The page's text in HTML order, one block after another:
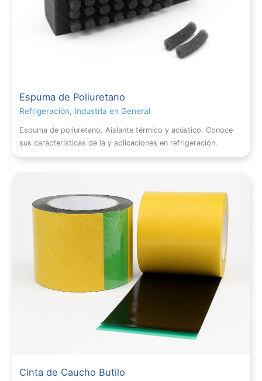
Espuma de Poliuretano
Refrigeración, Industria en General
Espuma de poliuretano. Aislante térmico y acústico. Conoce
sus características de la y aplicaciones en refrigeración.
Cinta de Caucho Butilo